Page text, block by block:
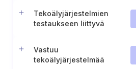
Tekoälyjärjestelmien
testaukseen liittyvä
Vastuu
tekoälyjärjestelmää